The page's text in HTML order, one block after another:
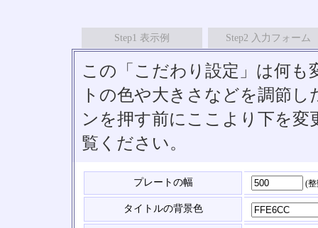
Step1 表示例 Step2 入力フォーム
この「こだわり設定」は何
トの色や大きさなどを調節
ンを押す前にここより下を
覧ください。
プレートの幅 (
タイトルの背景色